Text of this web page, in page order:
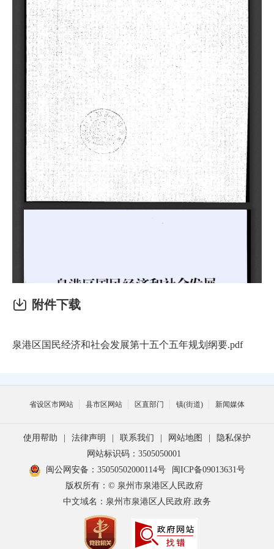
附件下载
泉港区国民经济和社会发展第十五个五年规划纲要.pdf
省设区市网站 县市区网站 区直部门 镇(街道) 新闻媒体
使用帮助 法律声明 联系我们 网站地图
隐私保护
网站标识码：3505050001
闽公网安备：35050502000114号
闽ICP备09013631号
版权所有：© 泉州市泉港区人民政府
中文域名：泉州市泉港区人民政府.政务